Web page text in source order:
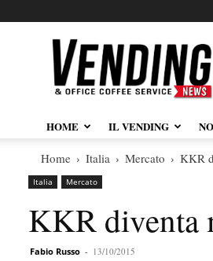
Vendingnews.it
HOME IL VENDING
Home Italia Mercato KKR
Italia Mercato
KKR diventa
Fabio Russo - 13/10/2015